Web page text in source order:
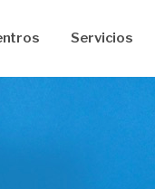
Servicios